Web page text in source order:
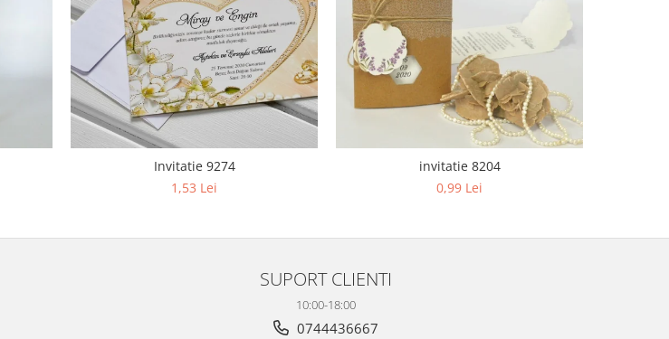
Invitatie 9274
1,53 Lei
invitatie 8204
0,99 Lei
SUPORT CLIENTI
10:00-18:00
0744436667